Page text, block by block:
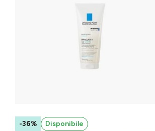
-36% Disponibile